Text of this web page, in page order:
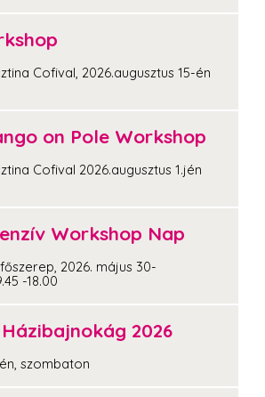
Cofival, 2026.augusztus 15-én
on Pole Workshop
Cofival 2026.augusztus 1.jén
Workshop Nap
2026. május 30-
-18.00
2026
szombaton